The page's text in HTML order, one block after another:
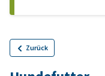
Zurück